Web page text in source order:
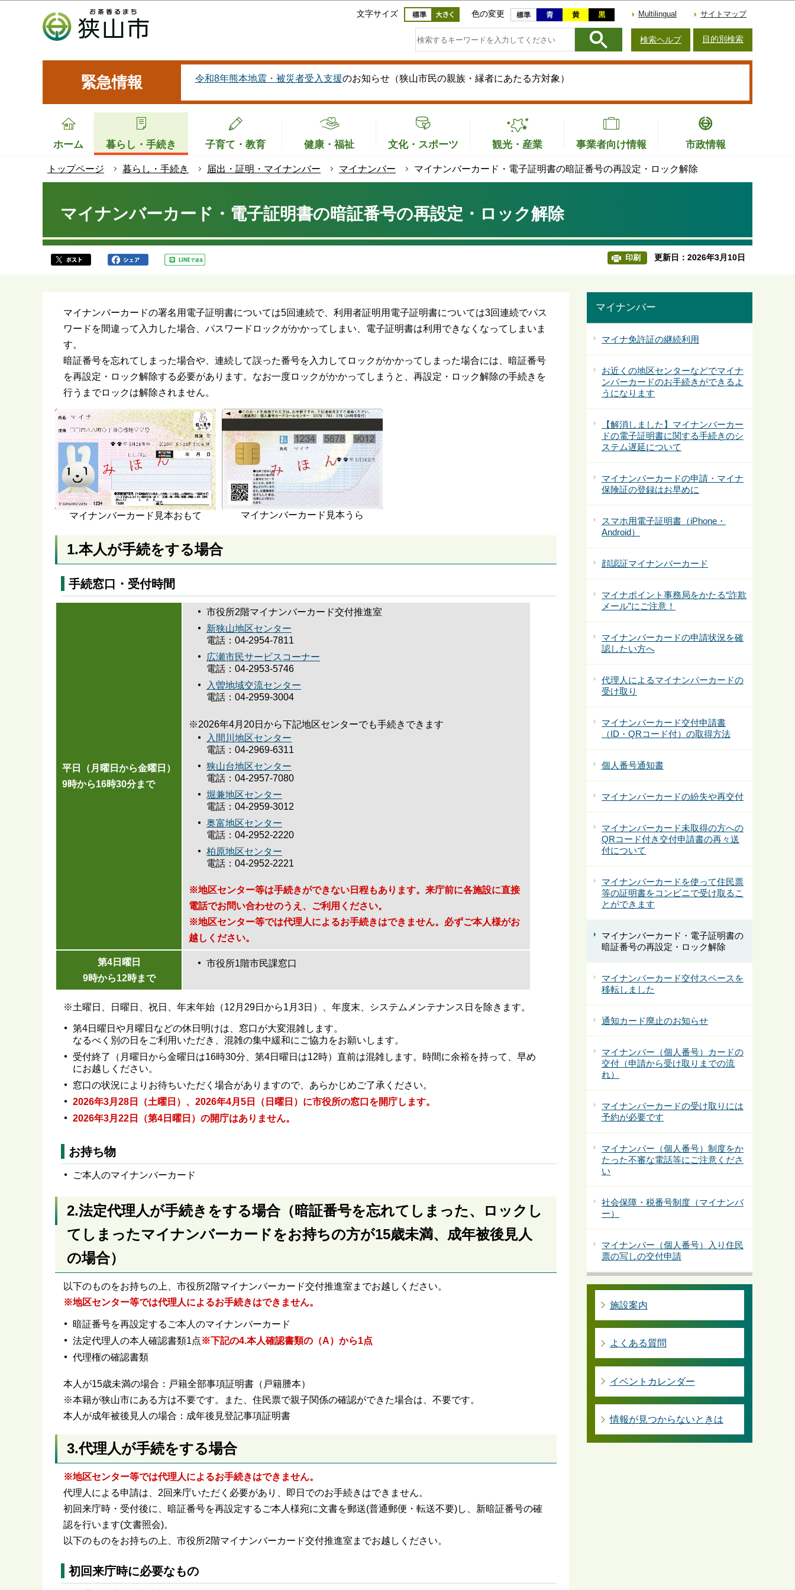
このページの本文へ移動
文字サイズ 色の変更 Multilingual サイトマップ
検索ヘルプ 目的別検索
緊急情報 令和8年熊本地震・被災者受入支援のお知らせ（狭山市民の親族・縁者にあたる方対象）
ホーム 暮らし・手続き 子育て・教育 健康・福祉 文化・スポーツ 観光・産業 事業者向け情報 市政情報
トップページ 暮らし・手続き 届出・証明・マイナンバー マイナンバー マイナンバーカード・電子証明書の暗証番号の再設定・ロック解除
マイナンバーカード・電子証明書の暗証番号の再設定・ロック解除
印刷 更新日：2026年3月10日
マイナンバーカードの署名用電子証明書については5回連続で、利用者証明用電子証明書については3回連続でパス
ワードを間違って入力した場合、パスワードロックがかかってしまい、電子証明書は利用できなくなってしまいま
す。
暗証番号を忘れてしまった場合や、連続して誤った番号を入力してロックがかかってしまった場合には、暗証番号
を再設定・ロック解除する必要があります。なお一度ロックがかかってしまうと、再設定・ロック解除の手続きを
行うまでロックは解除されません。
マイナンバーカード見本おもて マイナンバーカード見本うら
1.本人が手続をする場合
手続窓口・受付時間
平日（月曜日から金曜日）
9時から16時30分まで
市役所2階マイナンバーカード交付推進室
新狭山地区センター
電話：04-2954-7811
広瀬市民サービスコーナー
電話：04-2953-5746
入曽地域交流センター
電話：04-2959-3004
※2026年4月20日から下記地区センターでも手続きできます
入間川地区センター
電話：04-2969-6311
狭山台地区センター
電話：04-2957-7080
堀兼地区センター
電話：04-2959-3012
奥富地区センター
電話：04-2952-2220
柏原地区センター
電話：04-2952-2221
※地区センター等は手続きができない日程もあります。来庁前に各施設に直接
電話でお問い合わせのうえ、ご利用ください。
※地区センター等では代理人によるお手続きはできません。必ずご本人様がお
越しください。
第4日曜日
9時から12時まで
市役所1階市民課窓口
※土曜日、日曜日、祝日、年末年始（12月29日から1月3日）、年度末、システムメンテナンス日を除きます。
第4日曜日や月曜日などの休日明けは、窓口が大変混雑します。
なるべく別の日をご利用いただき、混雑の集中緩和にご協力をお願いします。
受付終了（月曜日から金曜日は16時30分、第4日曜日は12時）直前は混雑します。時間に余裕を持って、早め
にお越しください。
窓口の状況によりお待ちいただく場合がありますので、あらかじめご了承ください。
2026年3月28日（土曜日）、2026年4月5日（日曜日）に市役所の窓口を開庁します。
2026年3月22日（第4日曜日）の開庁はありません。
お持ち物
ご本人のマイナンバーカード
2.法定代理人が手続きをする場合（暗証番号を忘れてしまった、ロックし
てしまったマイナンバーカードをお持ちの方が15歳未満、成年被後見人
の場合）
以下のものをお持ちの上、市役所2階マイナンバーカード交付推進室までお越しください。
※地区センター等では代理人によるお手続きはできません。
暗証番号を再設定するご本人のマイナンバーカード
法定代理人の本人確認書類1点※下記の4.本人確認書類の（A）から1点
代理権の確認書類
本人が15歳未満の場合：戸籍全部事項証明書（戸籍謄本）
※本籍が狭山市にある方は不要です。また、住民票で親子関係の確認ができた場合は、不要です。
本人が成年被後見人の場合：成年後見登記事項証明書
3.代理人が手続をする場合
※地区センター等では代理人によるお手続きはできません。
代理人による申請は、2回来庁いただく必要があり、即日でのお手続きはできません。
初回来庁時・受付後に、暗証番号を再設定するご本人様宛に文書を郵送(普通郵便・転送不要)し、新暗証番号の確
認を行います(文書照会)。
以下のものをお持ちの上、市役所2階マイナンバーカード交付推進室までお越しください。
初回来庁時に必要なもの
マイナンバー
マイナ免許証の継続利用
お近くの地区センターなどでマイナ
ンバーカードのお手続きができるよ
うになります
【解消しました】マイナンバーカー
ドの電子証明書に関する手続きのシ
ステム遅延について
マイナンバーカードの申請・マイナ
保険証の登録はお早めに
スマホ用電子証明書（iPhone・
Android）
顔認証マイナンバーカード
マイナポイント事務局をかたる“詐欺
メール”にご注意！
マイナンバーカードの申請状況を確
認したい方へ
代理人によるマイナンバーカードの
受け取り
マイナンバーカード交付申請書
（ID・QRコード付）の取得方法
個人番号通知書
マイナンバーカードの紛失や再交付
マイナンバーカード未取得の方への
QRコード付き交付申請書の再々送
付について
マイナンバーカードを使って住民票
等の証明書をコンビニで受け取るこ
とができます
マイナンバーカード・電子証明書の
暗証番号の再設定・ロック解除
マイナンバーカード交付スペースを
移転しました
通知カード廃止のお知らせ
マイナンバー（個人番号）カードの
交付（申請から受け取りまでの流
れ）
マイナンバーカードの受け取りには
予約が必要です
マイナンバー（個人番号）制度をか
たった不審な電話等にご注意くださ
い
社会保障・税番号制度（マイナンバ
ー）
マイナンバー（個人番号）入り住民
票の写しの交付申請
施設案内
よくある質問
イベントカレンダー
情報が見つからないときは